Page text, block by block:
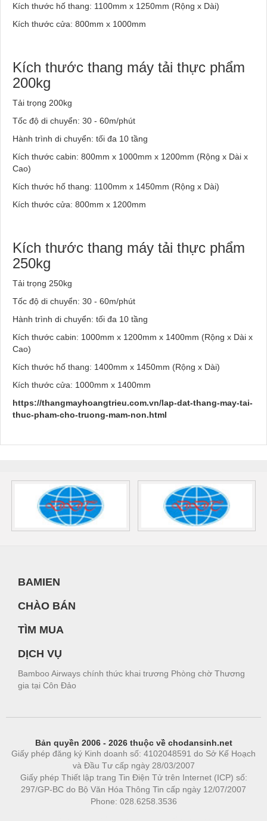
Kích thước hố thang: 1100mm x 1250mm (Rộng x Dài)
Kích thước cửa: 800mm x 1000mm
Kích thước thang máy tải thực phẩm
200kg
Tải trọng 200kg
Tốc độ di chuyển: 30 - 60m/phút
Hành trình di chuyển: tối đa 10 tầng
Kích thước cabin: 800mm x 1000mm x 1200mm (Rộng x Dài x
Cao)
Kích thước hố thang: 1100mm x 1450mm (Rộng x Dài)
Kích thước cửa: 800mm x 1200mm
Kích thước thang máy tải thực phẩm
250kg
Tải trọng 250kg
Tốc độ di chuyển: 30 - 60m/phút
Hành trình di chuyển: tối đa 10 tầng
Kích thước cabin: 1000mm x 1200mm x 1400mm (Rộng x Dài x
Cao)
Kích thước hố thang: 1400mm x 1450mm (Rộng x Dài)
Kích thước cửa: 1000mm x 1400mm
https://thangmayhoangtrieu.com.vn/lap-dat-thang-may-tai-
thuc-pham-cho-truong-mam-non.html
BAMIEN
CHÀO BÁN
TÌM MUA
DỊCH VỤ
Bamboo Airways chính thức khai trương Phòng chờ Thương
gia tại Côn Đảo
Bản quyền 2006 - 2026 thuộc về chodansinh.net
Giấy phép đăng ký Kinh doanh số: 4102048591 do Sở Kế Hoạch
và Đầu Tư cấp ngày 28/03/2007
Giấy phép Thiết lập trang Tin Điện Tử trên Internet (ICP) số:
297/GP-BC do Bộ Văn Hóa Thông Tin cấp ngày 12/07/2007
Phone: 028.6258.3536